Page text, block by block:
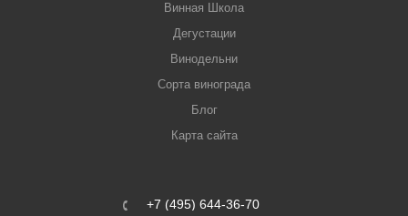
Винная Школа
Дегустации
Винодельни
Сорта винограда
Блог
Карта сайта
+7 (495) 644-36-70